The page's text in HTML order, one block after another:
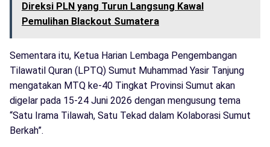
Direksi PLN yang Turun Langsung Kawal
Pemulihan Blackout Sumatera
Sementara itu, Ketua Harian Lembaga Pengembangan
Tilawatil Quran (LPTQ) Sumut Muhammad Yasir Tanjung
mengatakan MTQ ke-40 Tingkat Provinsi Sumut akan
digelar pada 15-24 Juni 2026 dengan mengusung tema
“Satu Irama Tilawah, Satu Tekad dalam Kolaborasi Sumut
Berkah”.